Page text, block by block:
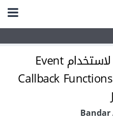
الفهم الصحيح لاستخدام Event
Listeners والـ Callback Functions